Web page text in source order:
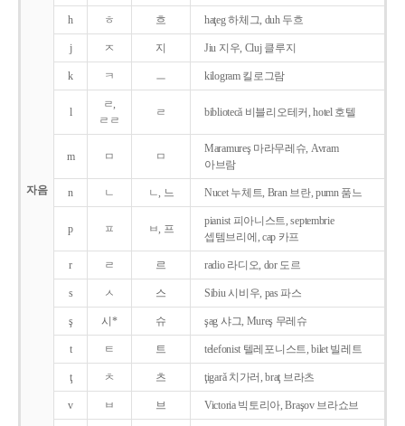
자음
h ㅎ 흐 haţeg 하체그, duh 두흐
j ㅈ 지 Jiu 지우, Cluj 클루지
k ㅋ ㅡ kilogram 킬로그람
l
ㄹ,
ㄹㄹ
ㄹ bibliotecǎ 비블리오테커, hotel 호텔
m ㅁ ㅁ
Maramureş 마라무레슈, Avram
아브람
n ㄴ ㄴ, 느 Nucet 누체트, Bran 브란, pumn 품느
p ㅍ ㅂ, 프
pianist 피아니스트, septembrie
셉템브리에, cap 카프
r ㄹ 르 radio 라디오, dor 도르
s ㅅ 스 Sibiu 시비우, pas 파스
ş 시* 슈 şag 샤그, Mureş 무레슈
t ㅌ 트 telefonist 텔레포니스트, bilet 빌레트
ţ ㅊ 츠 ţigarǎ 치가러, braţ 브라츠
v ㅂ 브 Victoria 빅토리아, Braşov 브라쇼브